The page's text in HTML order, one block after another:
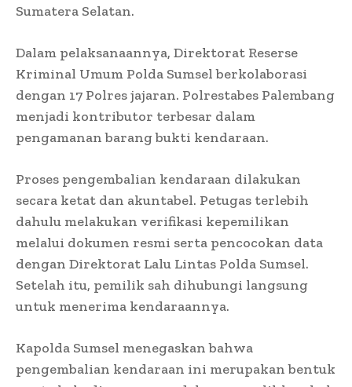
Sumatera Selatan.
Dalam pelaksanaannya, Direktorat Reserse
Kriminal Umum Polda Sumsel berkolaborasi
dengan 17 Polres jajaran. Polrestabes Palembang
menjadi kontributor terbesar dalam
pengamanan barang bukti kendaraan.
Proses pengembalian kendaraan dilakukan
secara ketat dan akuntabel. Petugas terlebih
dahulu melakukan verifikasi kepemilikan
melalui dokumen resmi serta pencocokan data
dengan Direktorat Lalu Lintas Polda Sumsel.
Setelah itu, pemilik sah dihubungi langsung
untuk menerima kendaraannya.
Kapolda Sumsel menegaskan bahwa
pengembalian kendaraan ini merupakan bentuk